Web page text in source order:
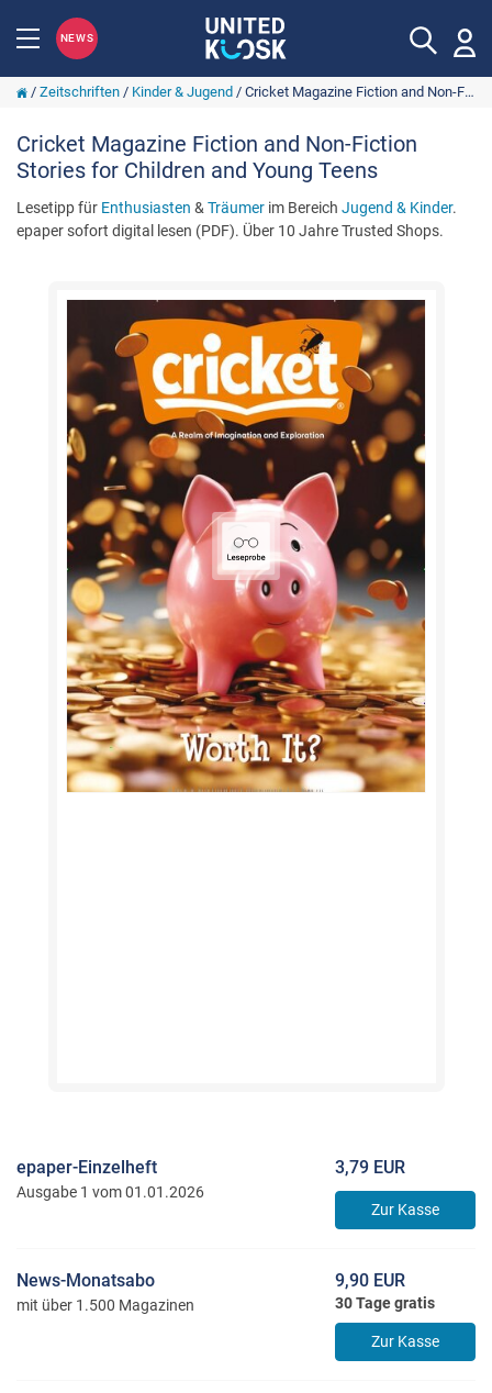
NEWS
/ Zeitschriften/ Kinder & Jugend / Cricket Magazine Fiction and Non-Fiction Stories for Children and Young Teens
Cricket Magazine Fiction and Non-Fiction
Stories for Children and Young Teens
Lesetipp für Enthusiasten & Träumer im Bereich Jugend & Kinder.
epaper sofort digital lesen (PDF). Über 10 Jahre Trusted Shops.
epaper-Einzelheft
Ausgabe 1 vom 01.01.2026
3,79 EUR
Zur Kasse
News-Monatsabo
mit über 1.500 Magazinen
9,90 EUR
30 Tage gratis
Zur Kasse